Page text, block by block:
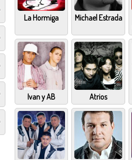
La Hormiga Michael Estrada
Ivan y AB Atrios